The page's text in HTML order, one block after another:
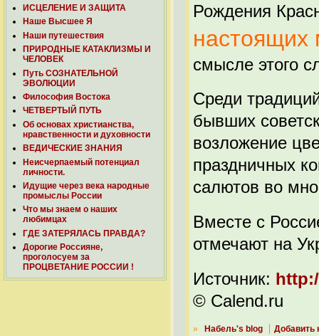
ИСЦЕЛЕНИЕ И ЗАЩИТА
Наше Высшее Я
Наши путешествия
ПРИРОДНЫЕ КАТАКЛИЗМЫ И
ЧЕЛОВЕК
Путь СОЗНАТЕЛЬНОЙ
ЭВОЛЮЦИИ
Философия Востока
ЧЕТВЕРТЫЙ ПУТЬ
Об основах христианства,
нравственности и духовности
ВЕДИЧЕСКИЕ ЗНАНИЯ
Неисчерпаемый потенциал
личности.
Идущие через века народные
промыслы России
Что мы знаем о наших
любимцах
ГДЕ ЗАТЕРЯЛАСЬ ПРАВДА?
Дорогие Россияне,
проголосуем за
ПРОЦВЕТАНИЕ РОССИИ !
Рождения
настоящих
смысле этого
Среди
бывших
возложение
праздничных
салютов во
Вместе с
отмечают на
Источник:
© Calend.ru
» Набель's blog Добавить